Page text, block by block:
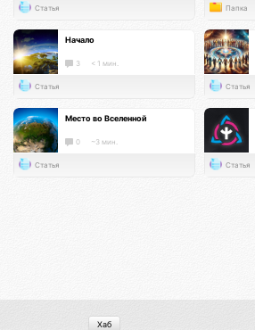
Статья Папка
Начало
3 < 1 мин.
Статья Статья
Место во Вселенной
0 ~3 мин.
Статья Статья
Хаб